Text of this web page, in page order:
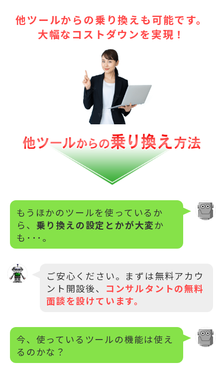
他ツールからの乗り換えも可能です。
大幅なコストダウンを実現！
もうほかのツールを使っているか
ら、 乗り換えの設定とかが大変か
も･･･。
ご安心ください。まずは無料アカウ
ント開設後、 コンサルタントの無料
面談を設けています。
今、使っているツールの機能は使え
るのかな？